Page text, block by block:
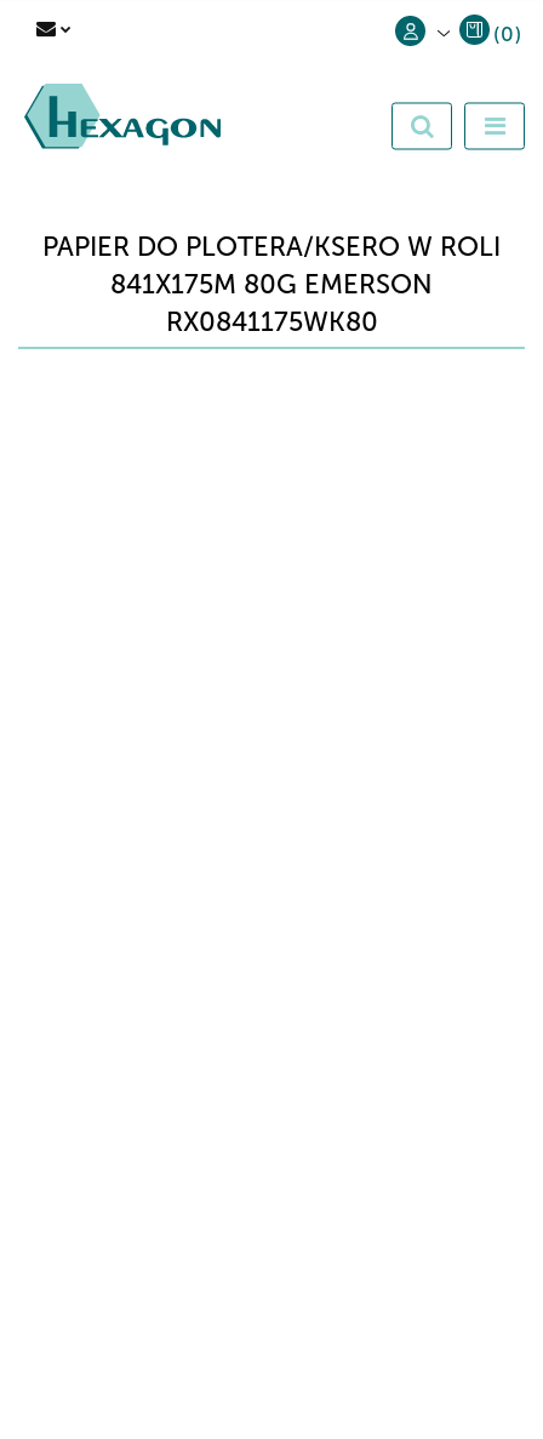
Zarejestruj się
(0)
PAPIER DO PLOTERA/KSERO W ROLI
841X175M 80G EMERSON
RX0841175WK80